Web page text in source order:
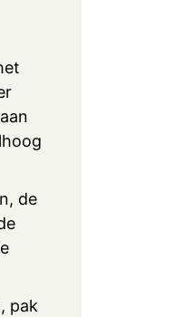
de
pak